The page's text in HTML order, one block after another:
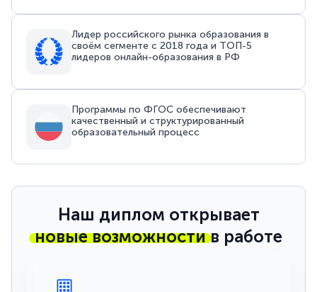
Лидер российского рынка образования в
своём сегменте с 2018 года и ТОП-5
лидеров онлайн-образования в РФ
Программы по ФГОС обеспечивают
качественный и структурированный
образовательный процесс
Наш диплом открывает
новые возможностив работе